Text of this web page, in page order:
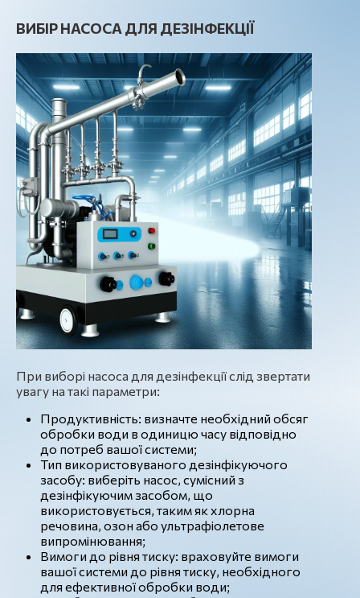
ВИБІР НАСОСА ДЛЯ ДЕЗІНФЕКЦІЇ
При виборі насоса для дезінфекції слід звертати
увагу на такі параметри:
Продуктивність: визначте необхідний обсяг
обробки води в одиницю часу відповідно
до потреб вашої системи;
Тип використовуваного дезінфікуючого
засобу: виберіть насос, сумісний з
дезінфікуючим засобом, що
використовується, таким як хлорна
речовина, озон або ультрафіолетове
випромінювання;
Вимоги до рівня тиску: враховуйте вимоги
вашої системи до рівня тиску, необхідного
для ефективної обробки води;